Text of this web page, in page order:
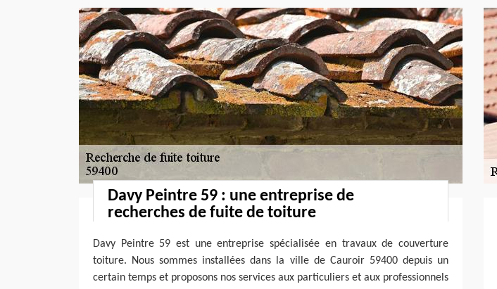
Davy Peintre 59 : une entreprise de
recherches de fuite de toiture
Davy Peintre 59 est une entreprise spécialisée en travaux de couverture
toiture. Nous sommes installées dans la ville de Cauroir 59400 depuis un
certain temps et proposons nos services aux particuliers et aux professionnels